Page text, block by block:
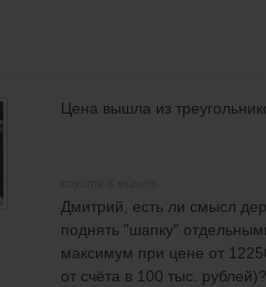
Цена вышла из
Дмитрий, есть ли смысл
поднять "шапку"
максимум при цене от
от счёта в 100 тыс. рублей)?